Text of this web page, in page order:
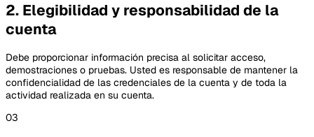
2. Elegibilidad y responsabilidad de la
cuenta
Debe proporcionar información precisa al solicitar acceso,
demostraciones o pruebas. Usted es responsable de mantener la
confidencialidad de las credenciales de la cuenta y de toda la
actividad realizada en su cuenta.
03